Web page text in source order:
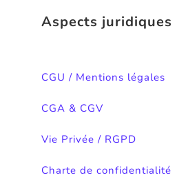
Aspects juridiques
CGU / Mentions légales
CGA & CGV
Vie Privée / RGPD
Charte de confidentialité